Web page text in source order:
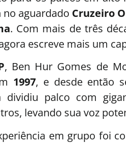
no aguardado Cruzeiro
. Com mais de três
escreve mais um
, Ben Hur Gomes de
1997, e desde então
palco com
levando sua voz
em grupo foi